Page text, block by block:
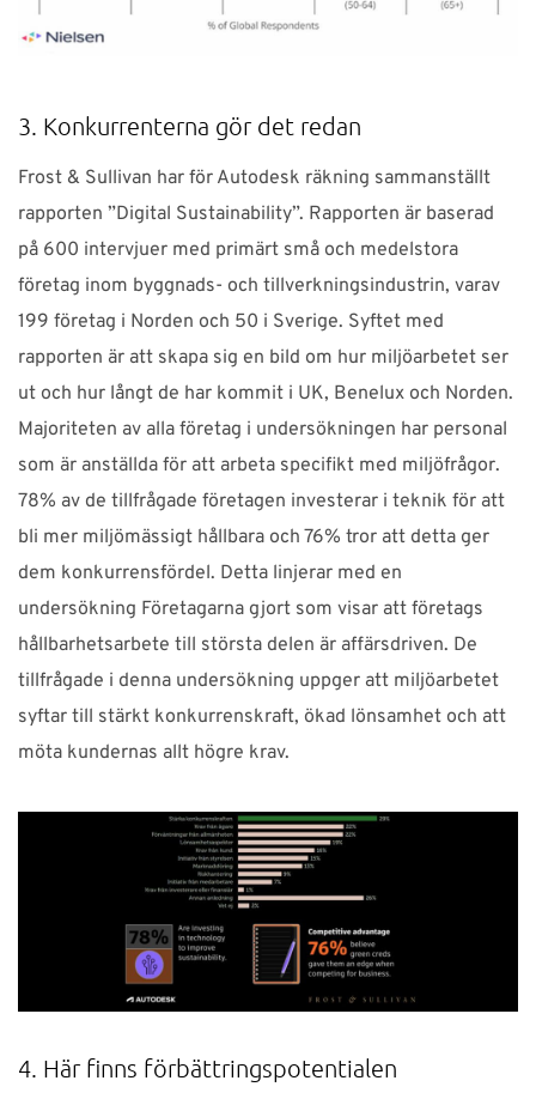
3. Konkurrenterna gör det redan
Frost & Sullivan har för Autodesk räkning sammanställt
rapporten ”Digital Sustainability”. Rapporten är baserad
på 600 intervjuer med primärt små och medelstora
företag inom byggnads- och tillverkningsindustrin, varav
199 företag i Norden och 50 i Sverige. Syftet med
rapporten är att skapa sig en bild om hur miljöarbetet ser
ut och hur långt de har kommit i UK, Benelux och Norden.
Majoriteten av alla företag i undersökningen har personal
som är anställda för att arbeta specifikt med miljöfrågor.
78% av de tillfrågade företagen investerar i teknik för att
bli mer miljömässigt hållbara och 76% tror att detta ger
dem konkurrensfördel. Detta linjerar med en
undersökning Företagarna gjort som visar att företags
hållbarhetsarbete till största delen är affärsdriven. De
tillfrågade i denna undersökning uppger att miljöarbetet
syftar till stärkt konkurrenskraft, ökad lönsamhet och att
möta kundernas allt högre krav.
4. Här finns förbättringspotentialen